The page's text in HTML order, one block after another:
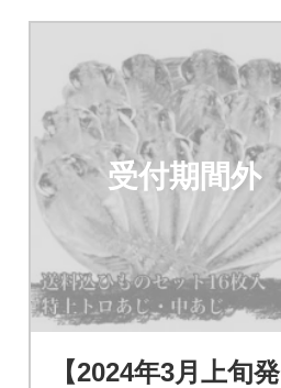
受付期間外
【2024年3月上旬発